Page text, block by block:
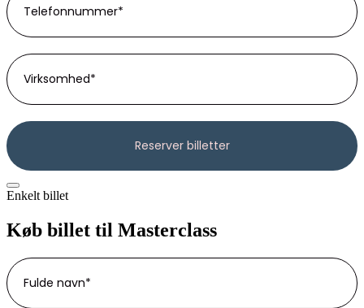
Enkelt billet
Køb billet til Masterclass